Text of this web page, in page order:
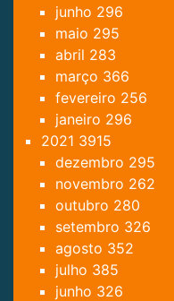
junho 296
maio 295
abril 283
março 366
fevereiro 256
janeiro 296
2021 3915
dezembro 295
novembro 262
outubro 280
setembro 326
agosto 352
julho 385
junho 326